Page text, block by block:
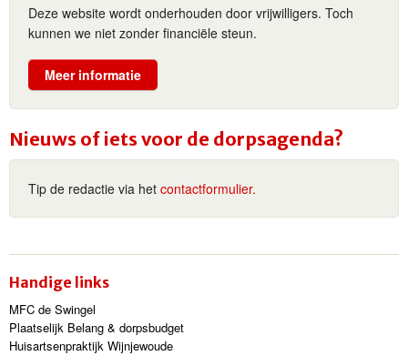
Deze website wordt onderhouden door vrijwilligers. Toch
kunnen we niet zonder financiële steun.
Meer informatie
Nieuws of iets voor de dorpsagenda?
Tip de redactie via het contactformulier.
Handige links
MFC de Swingel
Plaatselijk Belang & dorpsbudget
Huisartsenpraktijk Wijnjewoude